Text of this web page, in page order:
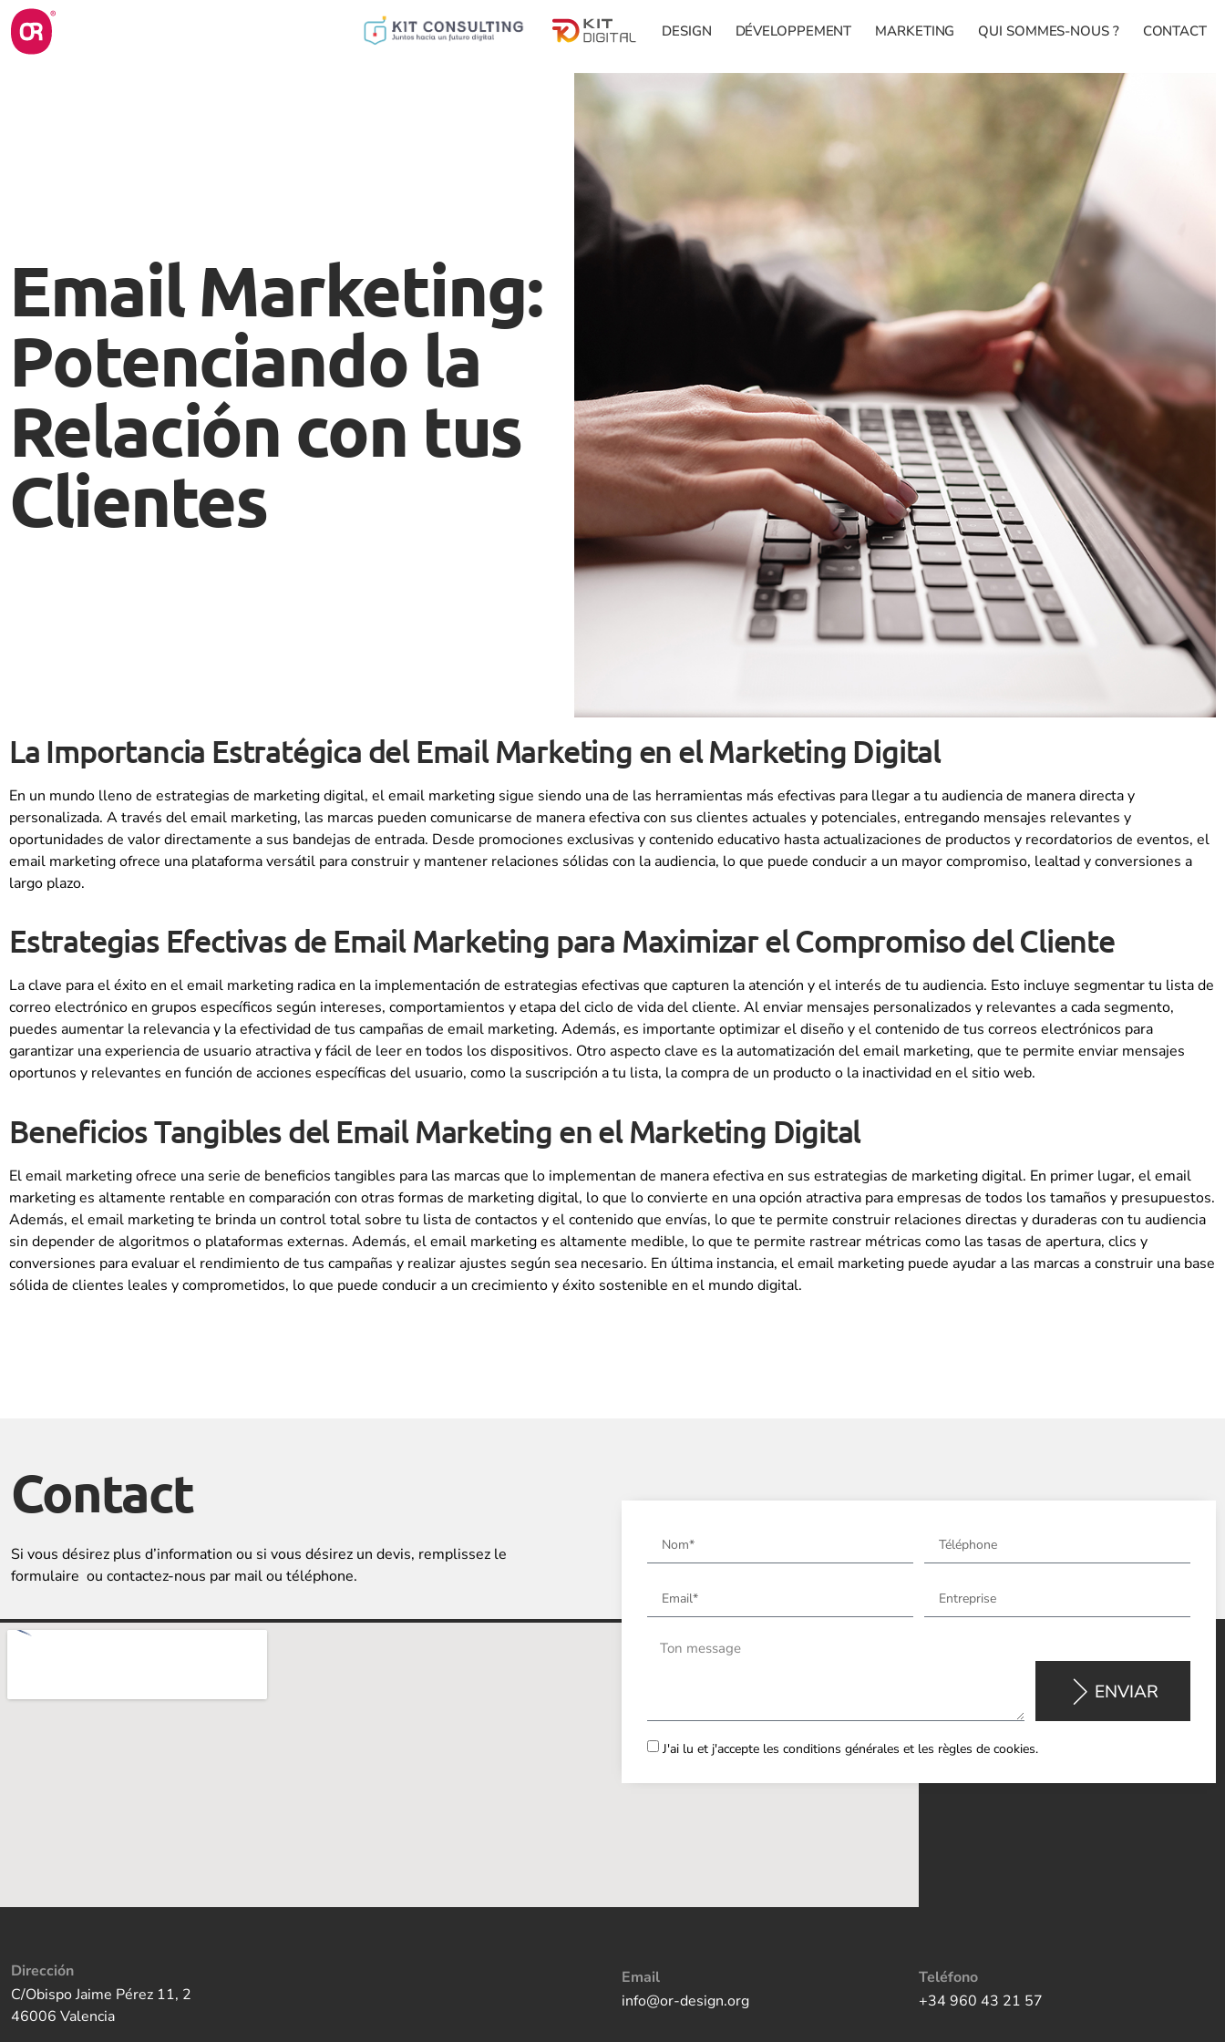
DESIGN DÉVELOPPEMENT MARKETING QUI SOMMES-NOUS ? CONTACT
Email Marketing:
Potenciando la
Relación con tus
Clientes
La Importancia Estratégica del Email Marketing en el Marketing Digital
En un mundo lleno de estrategias de marketing digital, el email marketing sigue siendo una de las herramientas más efectivas para llegar a tu audiencia de manera directa y
personalizada. A través del email marketing, las marcas pueden comunicarse de manera efectiva con sus clientes actuales y potenciales, entregando mensajes relevantes y
oportunidades de valor directamente a sus bandejas de entrada. Desde promociones exclusivas y contenido educativo hasta actualizaciones de productos y recordatorios de eventos, el
email marketing ofrece una plataforma versátil para construir y mantener relaciones sólidas con la audiencia, lo que puede conducir a un mayor compromiso, lealtad y conversiones a
largo plazo.
Estrategias Efectivas de Email Marketing para Maximizar el Compromiso del Cliente
La clave para el éxito en el email marketing radica en la implementación de estrategias efectivas que capturen la atención y el interés de tu audiencia. Esto incluye segmentar tu lista de
correo electrónico en grupos específicos según intereses, comportamientos y etapa del ciclo de vida del cliente. Al enviar mensajes personalizados y relevantes a cada segmento,
puedes aumentar la relevancia y la efectividad de tus campañas de email marketing. Además, es importante optimizar el diseño y el contenido de tus correos electrónicos para
garantizar una experiencia de usuario atractiva y fácil de leer en todos los dispositivos. Otro aspecto clave es la automatización del email marketing, que te permite enviar mensajes
oportunos y relevantes en función de acciones específicas del usuario, como la suscripción a tu lista, la compra de un producto o la inactividad en el sitio web.
Beneficios Tangibles del Email Marketing en el Marketing Digital
El email marketing ofrece una serie de beneficios tangibles para las marcas que lo implementan de manera efectiva en sus estrategias de marketing digital. En primer lugar, el email
marketing es altamente rentable en comparación con otras formas de marketing digital, lo que lo convierte en una opción atractiva para empresas de todos los tamaños y presupuestos.
Además, el email marketing te brinda un control total sobre tu lista de contactos y el contenido que envías, lo que te permite construir relaciones directas y duraderas con tu audiencia
sin depender de algoritmos o plataformas externas. Además, el email marketing es altamente medible, lo que te permite rastrear métricas como las tasas de apertura, clics y
conversiones para evaluar el rendimiento de tus campañas y realizar ajustes según sea necesario. En última instancia, el email marketing puede ayudar a las marcas a construir una base
sólida de clientes leales y comprometidos, lo que puede conducir a un crecimiento y éxito sostenible en el mundo digital.
Contact
Si vous désirez plus d’information ou si vous désirez un devis, remplissez le
formulaire ou contactez-nous par mail ou téléphone.
J'ai lu et j'accepte les conditions générales et les règles de cookies.
ENVIAR
Dirección
C/Obispo Jaime Pérez 11, 2
46006 Valencia
Email
info@or-design.org
Teléfono
+34 960 43 21 57